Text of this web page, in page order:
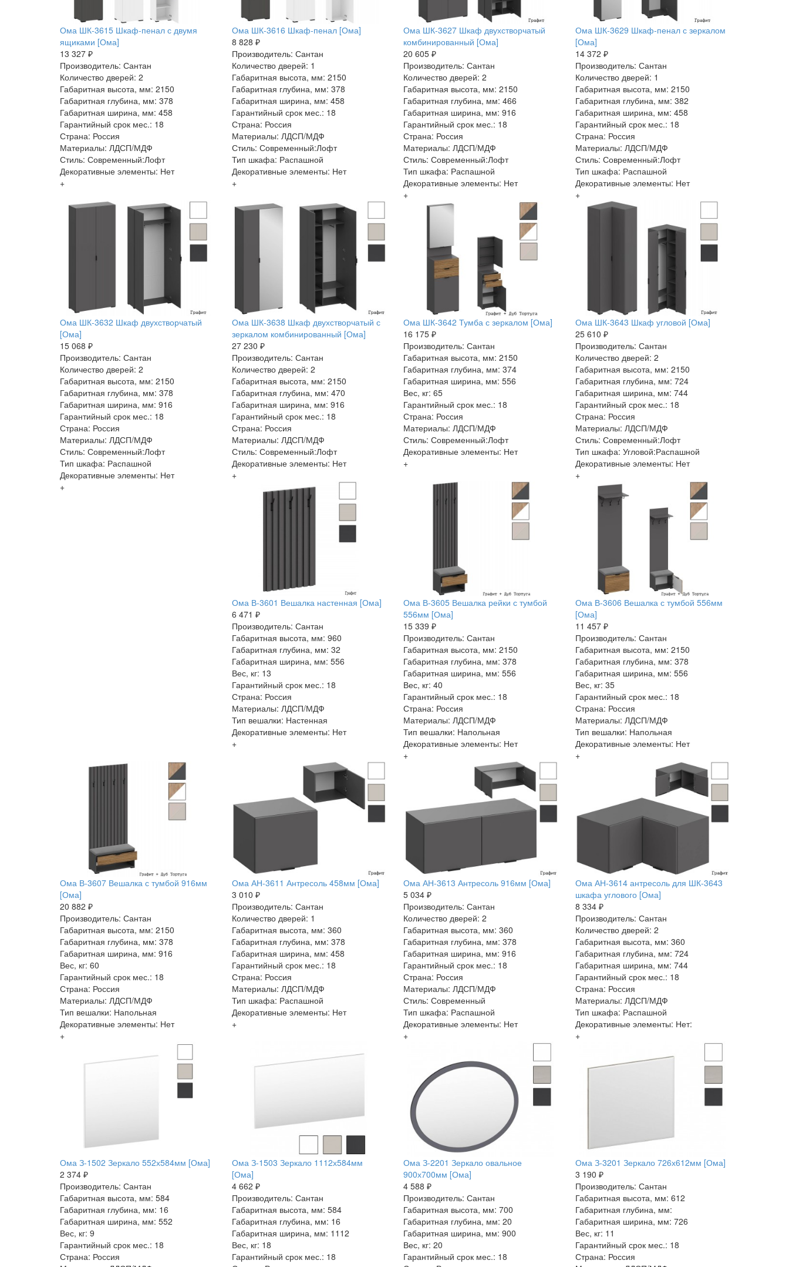
Ома ШК-3615 Шкаф-пенал с двумя
ящиками [Ома]
13 327 ₽
Производитель: Сантан
Количество дверей: 2
Габаритная высота, мм: 2150
Габаритная глубина, мм: 378
Габаритная ширина, мм: 458
Гарантийный срок мес.: 18
Страна: Россия
Материалы: ЛДСП/МДФ
Стиль: Современный:Лофт
Декоративные элементы: Нет
+
Ома ШК-3616 Шкаф-пенал [Ома]
8 828 ₽
Производитель: Сантан
Количество дверей: 1
Габаритная высота, мм: 2150
Габаритная глубина, мм: 378
Габаритная ширина, мм: 458
Гарантийный срок мес.: 18
Страна: Россия
Материалы: ЛДСП/МДФ
Стиль: Современный:Лофт
Тип шкафа: Распашной
Декоративные элементы: Нет
+
Ома ШК-3627 Шкаф двухстворчатый
комбинированный [Ома]
20 605 ₽
Производитель: Сантан
Количество дверей: 2
Габаритная высота, мм: 2150
Габаритная глубина, мм: 466
Габаритная ширина, мм: 916
Гарантийный срок мес.: 18
Страна: Россия
Материалы: ЛДСП/МДФ
Стиль: Современный:Лофт
Тип шкафа: Распашной
Декоративные элементы: Нет
+
Ома ШК-3629 Шкаф-пенал с зеркалом
[Ома]
14 372 ₽
Производитель: Сантан
Количество дверей: 1
Габаритная высота, мм: 2150
Габаритная глубина, мм: 382
Габаритная ширина, мм: 458
Гарантийный срок мес.: 18
Страна: Россия
Материалы: ЛДСП/МДФ
Стиль: Современный:Лофт
Тип шкафа: Распашной
Декоративные элементы: Нет
+
Ома ШК-3632 Шкаф двухстворчатый
[Ома]
15 068 ₽
Производитель: Сантан
Количество дверей: 2
Габаритная высота, мм: 2150
Габаритная глубина, мм: 378
Габаритная ширина, мм: 916
Гарантийный срок мес.: 18
Страна: Россия
Материалы: ЛДСП/МДФ
Стиль: Современный:Лофт
Тип шкафа: Распашной
Декоративные элементы: Нет
+
Ома ШК-3638 Шкаф двухстворчатый с
зеркалом комбинированный [Ома]
27 230 ₽
Производитель: Сантан
Количество дверей: 2
Габаритная высота, мм: 2150
Габаритная глубина, мм: 470
Габаритная ширина, мм: 916
Гарантийный срок мес.: 18
Страна: Россия
Материалы: ЛДСП/МДФ
Стиль: Современный:Лофт
Декоративные элементы: Нет
+
Ома ШК-3642 Тумба с зеркалом [Ома]
16 175 ₽
Производитель: Сантан
Габаритная высота, мм: 2150
Габаритная глубина, мм: 374
Габаритная ширина, мм: 556
Вес, кг: 65
Гарантийный срок мес.: 18
Страна: Россия
Материалы: ЛДСП/МДФ
Стиль: Современный:Лофт
Декоративные элементы: Нет
+
Ома ШК-3643 Шкаф угловой [Ома]
25 610 ₽
Производитель: Сантан
Количество дверей: 2
Габаритная высота, мм: 2150
Габаритная глубина, мм: 724
Габаритная ширина, мм: 744
Гарантийный срок мес.: 18
Страна: Россия
Материалы: ЛДСП/МДФ
Стиль: Современный:Лофт
Тип шкафа: Угловой:Распашной
Декоративные элементы: Нет
+
Ома В-3601 Вешалка настенная [Ома]
6 471 ₽
Производитель: Сантан
Габаритная высота, мм: 960
Габаритная глубина, мм: 32
Габаритная ширина, мм: 556
Вес, кг: 13
Гарантийный срок мес.: 18
Страна: Россия
Материалы: ЛДСП/МДФ
Тип вешалки: Настенная
Декоративные элементы: Нет
+
Ома В-3605 Вешалка рейки с тумбой
556мм [Ома]
15 339 ₽
Производитель: Сантан
Габаритная высота, мм: 2150
Габаритная глубина, мм: 378
Габаритная ширина, мм: 556
Вес, кг: 40
Гарантийный срок мес.: 18
Страна: Россия
Материалы: ЛДСП/МДФ
Тип вешалки: Напольная
Декоративные элементы: Нет
+
Ома В-3606 Вешалка с тумбой 556мм
[Ома]
11 457 ₽
Производитель: Сантан
Габаритная высота, мм: 2150
Габаритная глубина, мм: 378
Габаритная ширина, мм: 556
Вес, кг: 35
Гарантийный срок мес.: 18
Страна: Россия
Материалы: ЛДСП/МДФ
Тип вешалки: Напольная
Декоративные элементы: Нет
+
Ома В-3607 Вешалка с тумбой 916мм
[Ома]
20 882 ₽
Производитель: Сантан
Габаритная высота, мм: 2150
Габаритная глубина, мм: 378
Габаритная ширина, мм: 916
Вес, кг: 60
Гарантийный срок мес.: 18
Страна: Россия
Материалы: ЛДСП/МДФ
Тип вешалки: Напольная
Декоративные элементы: Нет
+
Ома АН-3611 Антресоль 458мм [Ома]
3 010 ₽
Производитель: Сантан
Количество дверей: 1
Габаритная высота, мм: 360
Габаритная глубина, мм: 378
Габаритная ширина, мм: 458
Гарантийный срок мес.: 18
Страна: Россия
Материалы: ЛДСП/МДФ
Тип шкафа: Распашной
Декоративные элементы: Нет
+
Ома АН-3613 Антресоль 916мм [Ома]
5 034 ₽
Производитель: Сантан
Количество дверей: 2
Габаритная высота, мм: 360
Габаритная глубина, мм: 378
Габаритная ширина, мм: 916
Гарантийный срок мес.: 18
Страна: Россия
Материалы: ЛДСП/МДФ
Стиль: Современный
Тип шкафа: Распашной
Декоративные элементы: Нет
+
Ома АН-3614 антресоль для ШК-3643
шкафа углового [Ома]
8 334 ₽
Производитель: Сантан
Количество дверей: 2
Габаритная высота, мм: 360
Габаритная глубина, мм: 724
Габаритная ширина, мм: 744
Гарантийный срок мес.: 18
Страна: Россия
Материалы: ЛДСП/МДФ
Тип шкафа: Распашной
Декоративные элементы: Нет:
+
Ома З-1502 Зеркало 552х584мм [Ома]
2 374 ₽
Производитель: Сантан
Габаритная высота, мм: 584
Габаритная глубина, мм: 16
Габаритная ширина, мм: 552
Вес, кг: 9
Гарантийный срок мес.: 18
Страна: Россия
Ома З-1503 Зеркало 1112х584мм
[Ома]
4 662 ₽
Производитель: Сантан
Габаритная высота, мм: 584
Габаритная глубина, мм: 16
Габаритная ширина, мм: 1112
Вес, кг: 18
Гарантийный срок мес.: 18
Ома З-2201 Зеркало овальное
900х700мм [Ома]
4 588 ₽
Производитель: Сантан
Габаритная высота, мм: 700
Габаритная глубина, мм: 20
Габаритная ширина, мм: 900
Вес, кг: 20
Гарантийный срок мес.: 18
Ома З-3201 Зеркало 726х612мм [Ома]
3 190 ₽
Производитель: Сантан
Габаритная высота, мм: 612
Габаритная глубина, мм:
Габаритная ширина, мм: 726
Вес, кг: 11
Гарантийный срок мес.: 18
Страна: Россия